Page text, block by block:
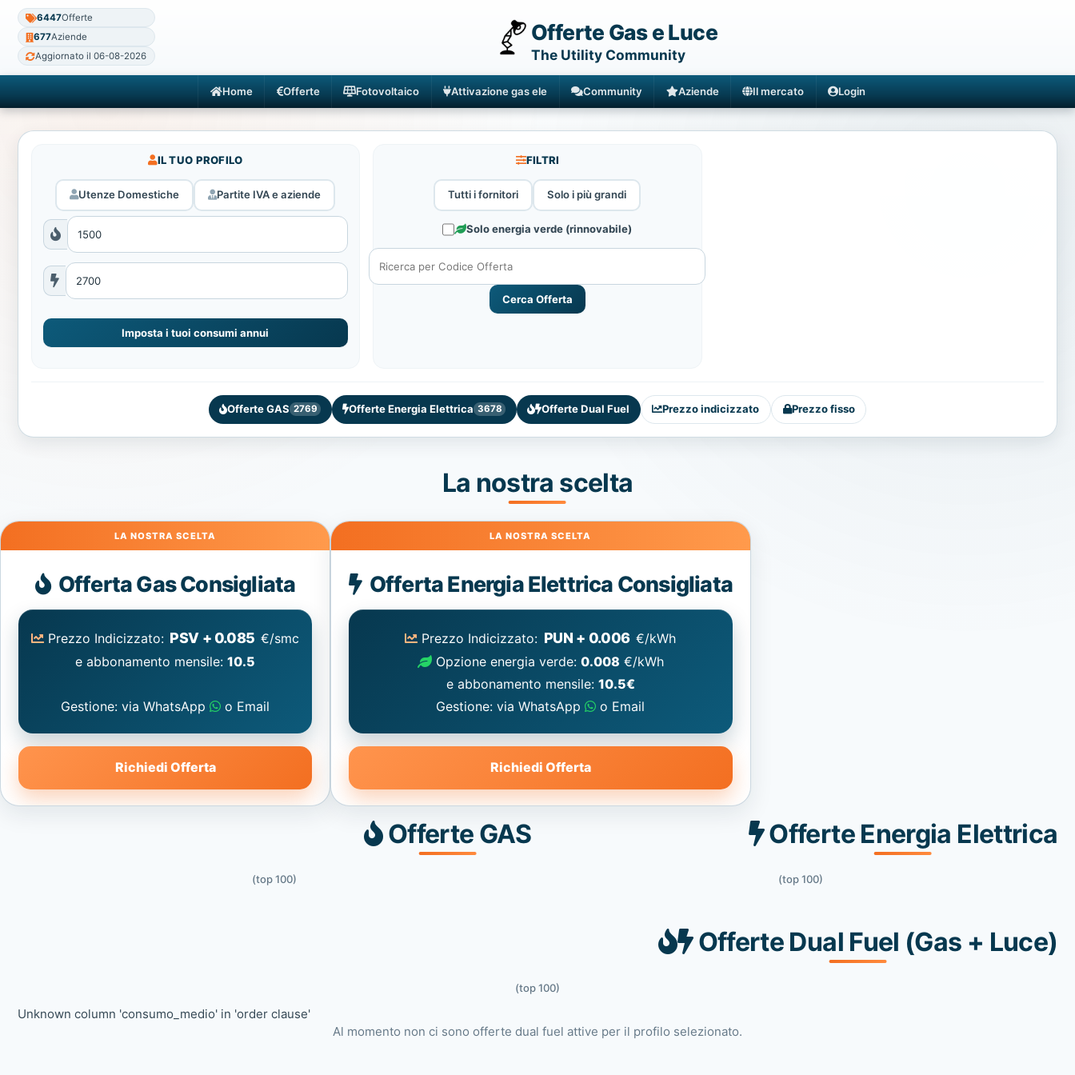
6447Offerte
677Aziende
Aggiornato il 06-08-2026
Offerte Gas e Luce
The Utility Community
Home Offerte Fotovoltaico Attivazione gas ele Community Aziende Il mercato Login
IL TUO PROFILO
Utenze Domestiche Partite IVA e aziende
Imposta i tuoi consumi annui
FILTRI
Tutti i fornitori Solo i più grandi
Solo energia verde (rinnovabile)
Cerca Offerta
Offerte GAS 2769 Offerte Energia Elettrica 3678 Offerte Dual Fuel Prezzo indicizzato Prezzo fisso
La nostra scelta
Gas
Offerta Gas Consigliata
Prezzo Indicizzato: PSV + 0.085 €/smc
e abbonamento mensile:10.5
Gestione: via WhatsApp o Email
Richiedi Offerta
Energia
Elettrica
consigliata
Offerta Energia Elettrica Consigliata
Prezzo Indicizzato: PUN + 0.006 €/kWh
Opzione energia verde: 0.008 €/kWh
e abbonamento mensile: 10.5€
Gestione: via WhatsApp
o Email
Richiedi Offerta
Offerte GAS
(top 100)
Offerte Energia Elettrica
(top 100)
Offerte Dual Fuel (Gas + Luce)
(top 100)
Unknown column 'consumo_medio' in 'order clause'
Al momento non ci sono offerte dual fuel attive per il profilo selezionato.